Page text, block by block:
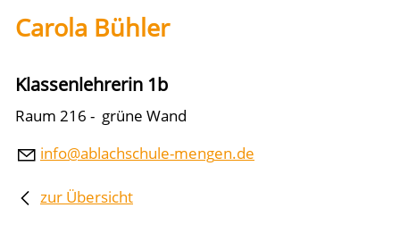
Carola Bühler
Klassenlehrerin 1b
Raum 216 - grüne Wand
nf
bl chsch l -m ng n d
zur Übersicht